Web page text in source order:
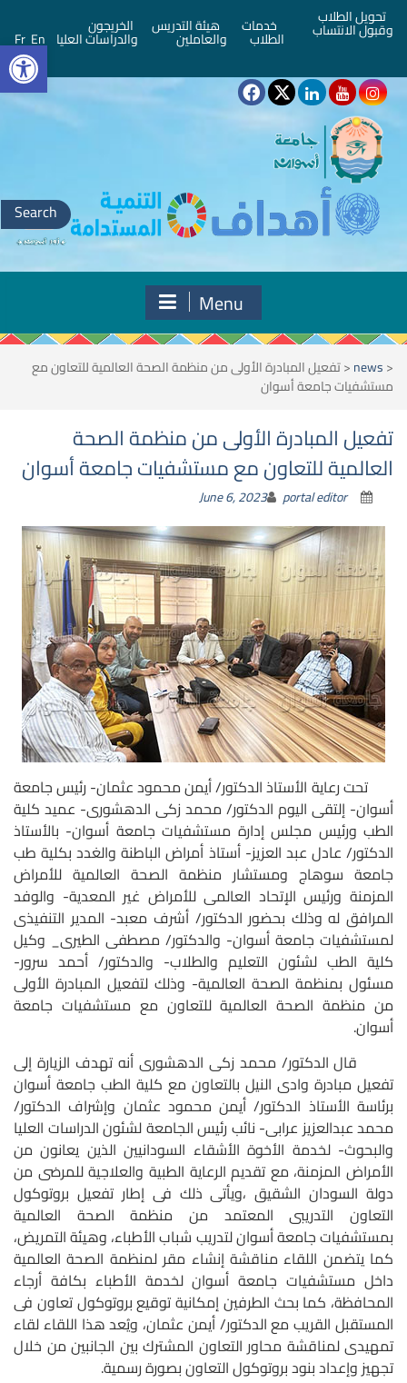
تحويل الطلاب
وقبول الانتساب خدمات
الطلاب
هيئة التدريس
والعاملين
الخريجون
والدراسات العليا En
Fr
Search
for:
Menu
<
news
<تفعيل المبادرة الأولى من منظمة الصحة العالمية للتعاون مع
مستشفيات جامعة أسوان
تفعيل المبادرة الأولى من منظمة الصحة
العالمية للتعاون مع مستشفيات جامعة أسوان
June 6, 2023 portal editor
تحت رعاية الأستاذ الدكتور/ أيمن محمود عثمان- رئيس جامعة
أسوان- إلتقى اليوم الدكتور/ محمد زكى الدهشورى- عميد كلية
الطب ورئيس مجلس إدارة مستشفيات جامعة أسوان- بالأستاذ
الدكتور/ عادل عبد العزيز- أستاذ أمراض الباطنة والغدد بكلية طب
جامعة سوهاج ومستشار منظمة الصحة العالمية للأمراض
المزمنة ورئيس الإتحاد العالمى للأمراض غير المعدية- والوفد
المرافق له وذلك بحضور الدكتور/ أشرف معبد- المدير التنفيذى
لمستشفيات جامعة أسوان- والدكتور/ مصطفى الطيرى_ وكيل
كلية الطب لشئون التعليم والطلاب- والدكتور/ أحمد سرور-
مسئول بمنظمة الصحة العالمية- وذلك لتفعيل المبادرة الأولى
من منظمة الصحة العالمية للتعاون مع مستشفيات جامعة
أسوان.
قال الدكتور/ محمد زكى الدهشورى أنه تهدف الزيارة إلى
تفعيل مبادرة وادى النيل بالتعاون مع كلية الطب جامعة أسوان
برئاسة الأستاذ الدكتور/ أيمن محمود عثمان وإشراف الدكتور/
محمد عبدالعزيز عرابى- نائب رئيس الجامعة لشئون الدراسات العليا
والبحوث- لخدمة الأخوة الأشقاء السودانيين الذين يعانون من
الأمراض المزمنة، مع تقديم الرعاية الطبية والعلاجية للمرضى من
دولة السودان الشقيق ،ويأتى ذلك فى إطار تفعيل بروتوكول
التعاون التدريبى المعتمد من منظمة الصحة العالمية
بمستشفيات جامعة أسوان لتدريب شباب الأطباء، وهيئة التمريض،
كما يتضمن اللقاء مناقشة إنشاء مقر لمنظمة الصحة العالمية
داخل مستشفيات جامعة أسوان لخدمة الأطباء بكافة أرجاء
المحافظة، كما بحث الطرفين إمكانية توقيع بروتوكول تعاون فى
المستقبل القريب مع الدكتور/ أيمن عثمان، ويُعد هذا اللقاء لقاء
تمهيدى لمناقشة محاور التعاون المشترك بين الجانبين من خلال
تجهيز وإعداد بنود بروتوكول التعاون بصورة رسمية.